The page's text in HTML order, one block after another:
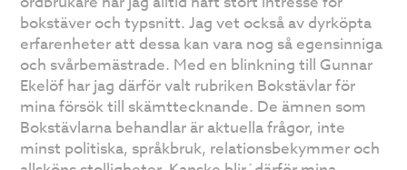
bokstäver och typsnitt. Jag vet också av dyrköpta
erfarenheter att dessa kan vara nog så egensinniga
och svårbemästrade. Med en blinkning till Gunnar
Ekelöf har jag därför valt rubriken Bokstävlar för
mina försök till skämttecknande. De ämnen som
Bokstävlarna behandlar är aktuella frågor, inte
minst politiska, språkbruk, relationsbekymmer och